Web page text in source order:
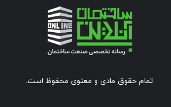
تمام حقوق مادی و معنوی محفوظ است.